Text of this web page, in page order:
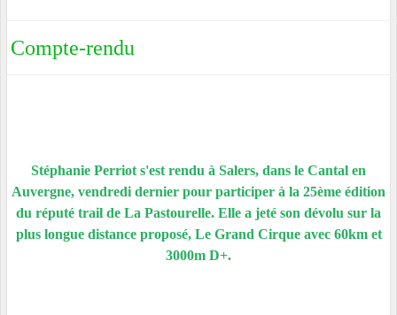
Compte-rendu
Stéphanie Perriot s'est rendu à Salers, dans le Cantal en
Auvergne, vendredi dernier pour participer à la 25ème édition
du réputé trail de La Pastourelle. Elle a jeté son dévolu sur la
plus longue distance proposé, Le Grand Cirque avec 60km et
3000m D+.